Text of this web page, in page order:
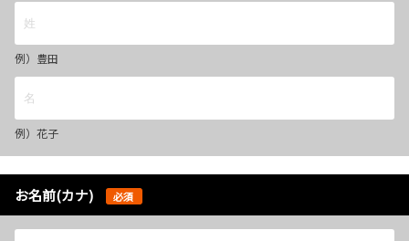
例）豊田
例）花子
お名前(カナ) 必須